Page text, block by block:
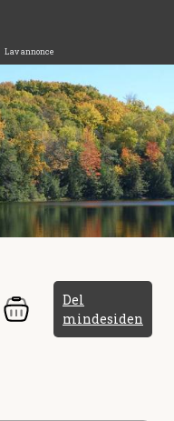
Lav annonce
Del
mindesiden